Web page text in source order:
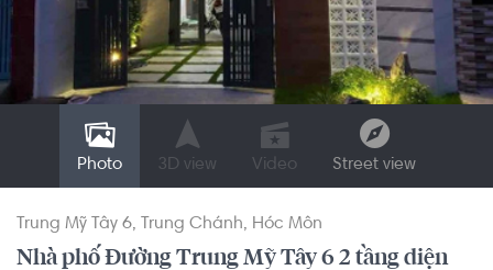
Photo 3D view Video Street view
Trung Mỹ Tây 6 Trung Chánh Hóc Môn
Nhà phố Đường Trung Mỹ Tây 6 2 tầng diện